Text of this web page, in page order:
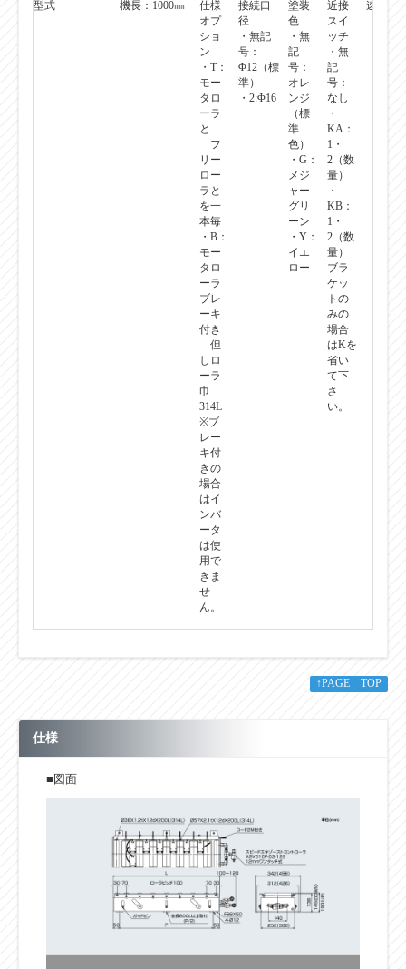
ALR-PRL 571800D #
仕様
オプ
ショ
ン
・T：
モー
タロ
ーラ
と
フ
リー
ロー
ラと
を一
本毎
・B：
モー
タロ
ーラ
ブレ
ーキ
付き
但
しロ
ーラ
巾
314L
※ブ
レー
キ付
きの
場合
はイ
ンバ
ータ
は使
用で
#
接続口
径
・無記
号：
#
塗装
色
・無
記
号：
オレ
ンジ
（標
準
色）
・G：
メジ
ャー
グリ
ーン
#
近接
スイ
ッチ
・無
記
号：
なし
・
KA：
1・
2（数
量）
・
KB：
1・
2（数
量）
ブラ
ケッ
トの
みの
場合
はKを
省い
仕様